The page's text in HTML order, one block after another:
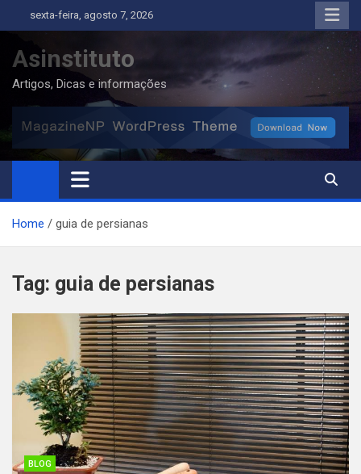
to
content
sexta-feira, agosto 7, 2026
Asinstituto
Artigos, Dicas e informações
Home guia de persianas
Tag: guia de persianas
BLOG